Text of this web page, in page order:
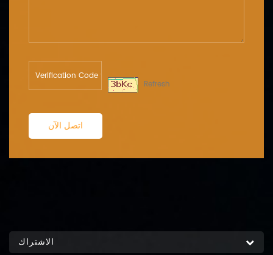
Refresh
اتصل الآن
الاشتراك